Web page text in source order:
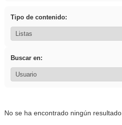
Tipo de contenido:
Buscar en:
No se ha encontrado ningún resultado.